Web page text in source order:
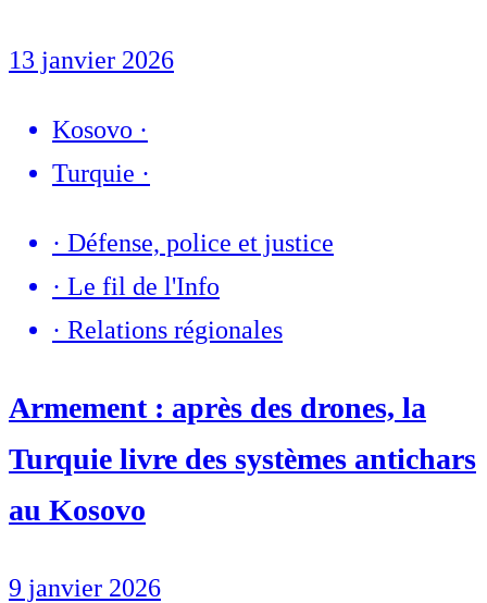
13 janvier 2026
Kosovo ·
Turquie ·
· Défense, police et justice
· Le fil de l'Info
· Relations régionales
Armement : après des drones, la
Turquie livre des systèmes antichars
au Kosovo
9 janvier 2026